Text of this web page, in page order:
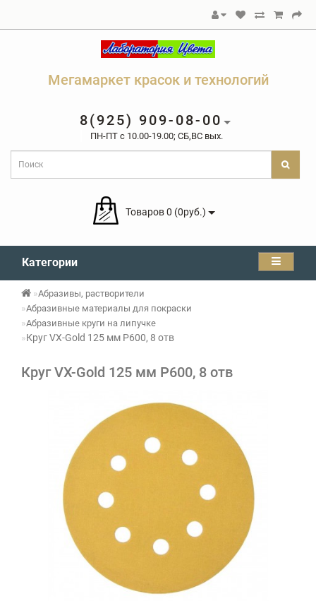
Мегамаркет красок и технологий
8(925) 909-08-00
ПН-ПТ c 10.00-19.00; СБ,ВС вых.
Товаров 0 (0руб.)
Категории
Абразивы, растворители
Абразивные материалы для покраски
Абразивные круги на липучке
Круг VX-Gold 125 мм P600, 8 отв
Круг VX-Gold 125 мм P600, 8 отв